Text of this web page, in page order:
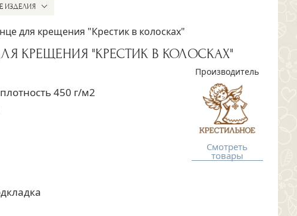
ИЗДЕЛИЯ
для крещения "Крестик в колосках"
КРЕЩЕНИЯ "КРЕСТИК В КОЛОСКАХ"
450 г/м2
Производитель
Смотреть
товары